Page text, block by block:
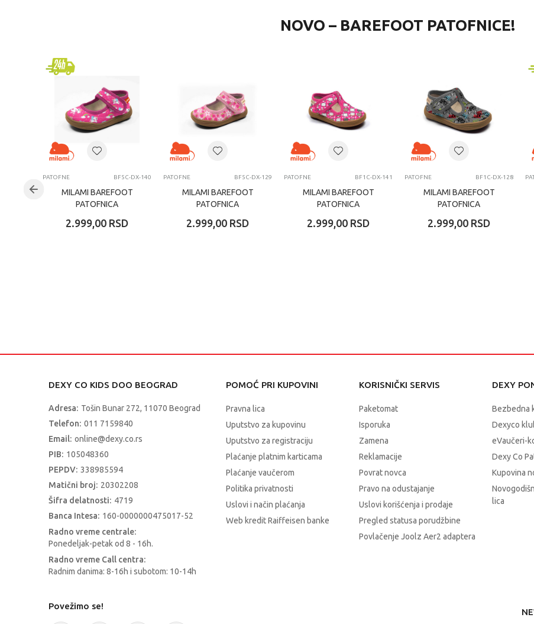
NOVO – BAREFOOT PATOFNICE!
PATOFNE BF5C-DX-140
MILAMI BAREFOOT
PATOFNICA
2.999,00 RSD
PATOFNE BF5C-DX-129
MILAMI BAREFOOT
PATOFNICA
2.999,00 RSD
PATOFNE BF1C-DX-141
MILAMI BAREFOOT
PATOFNICA
2.999,00 RSD
PATOFNE BF1C-DX-128
MILAMI BAREFOOT
PATOFNICA
2.999,00 RSD
DEXY CO KIDS DOO BEOGRAD
Adresa: Tošin Bunar 272, 11070 Beograd
Telefon: 011 7159840
Email: online@dexy.co.rs
PIB: 105048360
PEPDV: 338985594
Matični broj: 20302208
Šifra delatnosti: 4719
Banca Intesa: 160-0000000475017-52
Radno vreme centrale:
Ponedeljak-petak od 8 - 16h.
Radno vreme Call centra:
Radnim danima: 8-16h i subotom: 10-14h
POMOĆ PRI KUPOVINI
Pravna lica
Uputstvo za kupovinu
Uputstvo za registraciju
Plaćanje platnim karticama
Plaćanje vaučerom
Politika privatnosti
Uslovi i način plaćanja
Web kredit Raiffeisen banke
KORISNIČKI SERVIS
Paketomat
Isporuka
Zamena
Reklamacije
Povrat novca
Pravo na odustajanje
Uslovi korišćenja i prodaje
Pregled statusa porudžbine
Povlačenje Joolz Aer2 adaptera
DEXY
Bezbedna
Dexyco
eVaučeri-
Dexy Co
Kupovina
lica
Povežimo se!